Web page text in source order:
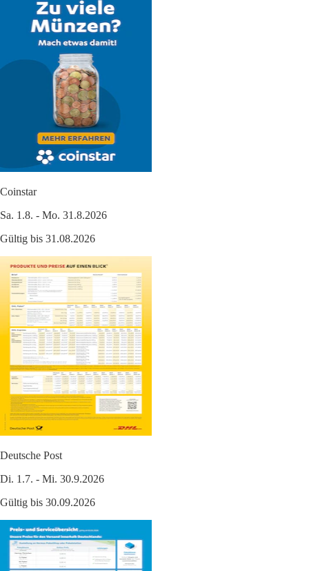
Coinstar
Sa. 1.8. - Mo. 31.8.2026
Gültig bis 31.08.2026
Deutsche Post
Di. 1.7. - Mi. 30.9.2026
Gültig bis 30.09.2026